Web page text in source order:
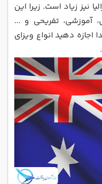
نیز زیاد است. زیرا این
آموزشی، تفریحی و ...
اجازه دهید انواع ویزای